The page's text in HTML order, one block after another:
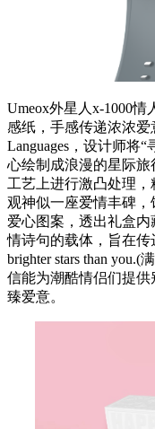
Umeox外星人x-1000
感纸，手感传递浓浓
Languages，设计师将
心绘制成浪漫的星际
工艺上进行激凸处理
观神似一座爱情丰碑
爱心图案，透出礼盒
情诗句的载体，旨在传
brighter stars than
信能为潮酷情侣们提
臻爱意。